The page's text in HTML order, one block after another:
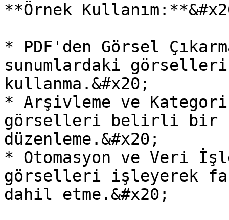
**Örnek
* PDF'den Görsel
sunumlardaki
kullanma.&#x20;
* Arşivleme ve
görselleri belirli bir
düzenleme.&#x20;
* Otomasyon ve Veri
görselleri işleyerek
dahil etme.&#x20;